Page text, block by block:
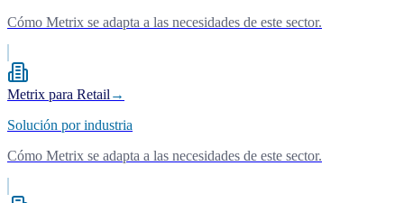
Cómo Metrix se adapta a las necesidades de este sector.
Metrix para Retail →
Solución por industria
Cómo Metrix se adapta a las necesidades de este sector.